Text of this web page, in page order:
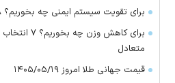
برای تقویت سیستم ایمنی چه بخوریم؟ ۸ ماده غذایی مفید
برای کاهش وزن
متعادل
قیمت جهانی طلا امروز ۱۴۰۵/۰۵/۱۹